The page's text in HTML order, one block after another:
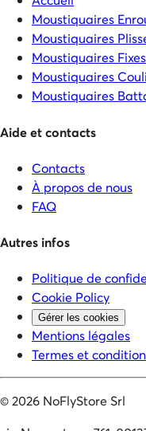
Moustiquaires
Moustiquaires
Moustiquaires Fixes
Moustiquaires
Moustiquaires
Aide et contacts
Contacts
À propos de nous
FAQ
Autres infos
Politique de
Cookie Policy
Gérer les cookies
Mentions légales
Termes et
©2026 NoFlyStore Srl